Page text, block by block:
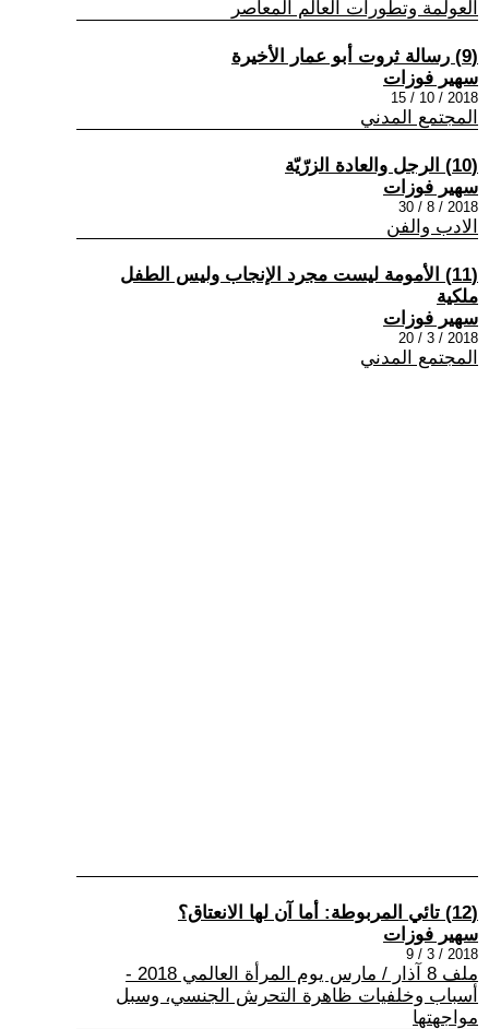
العولمة وتطورات العالم المعاصر
(9) رسالة ثروت أبو عمار الأخيرة
سهير فوزات
2018 / 10 / 15
المجتمع المدني
(10) الرجل والعادة الزرّيّة
سهير فوزات
2018 / 8 / 30
الادب والفن
(11) الأمومة ليست مجرد الإنجاب وليس الطفل
ملكية
سهير فوزات
2018 / 3 / 20
المجتمع المدني
(12) تائي المربوطة: أما آن لها الانعتاق؟
سهير فوزات
2018 / 3 / 9
ملف 8 آذار / مارس يوم المرأة العالمي 2018 -
أسباب وخلفيات ظاهرة التحرش الجنسي، وسبل
مواجهتها